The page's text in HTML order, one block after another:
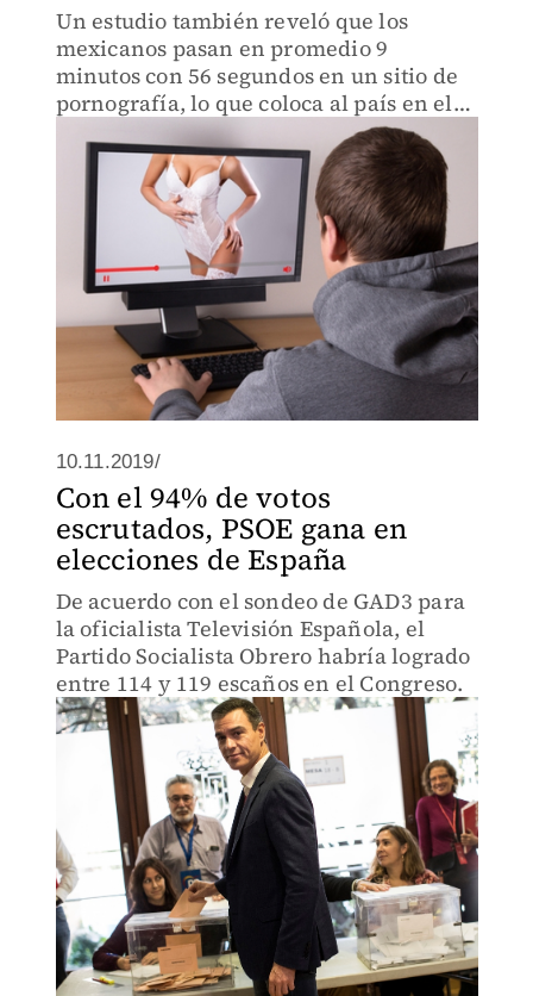
Un estudio también reveló que los
mexicanos pasan en promedio 9
minutos con 56 segundos en un sitio de
pornografía, lo que coloca al país en el
lugar 13 de 56 sometidos a las
estadísticas.
10.11.2019/
Con el 94% de votos
escrutados, PSOE gana en
elecciones de España
De acuerdo con el sondeo de GAD3 para
la oficialista Televisión Española, el
Partido Socialista Obrero habría logrado
entre 114 y 119 escaños en el Congreso.